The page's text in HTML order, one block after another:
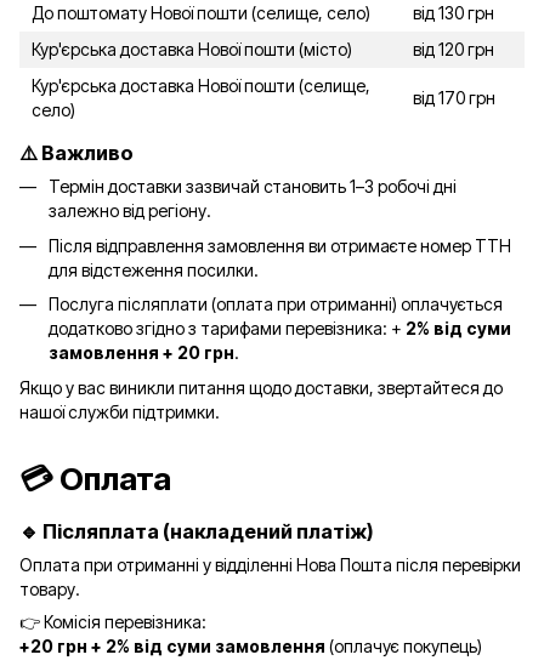
До поштомату Нової пошти (селище, село)
від 130 грн
Кур'єрська доставка Нової пошти (місто)
від 120 грн
Кур'єрська доставка Нової пошти (селище,
село)
від 170 грн
⚠️ Важливо
Термін доставки зазвичай становить 1–3 робочі дні
залежно від регіону.
Після відправлення замовлення ви отримаєте номер ТТН
для відстеження посилки.
Послуга післяплати (оплата при отриманні) оплачується
додатково згідно з тарифами перевізника: + 2% від суми
замовлення + 20 грн.
Якщо у вас виникли питання щодо доставки, звертайтеся до
нашої служби підтримки.
💳 Оплата
🔹 Післяплата (накладений платіж)
Оплата при отриманні у відділенні Нова Пошта після перевірки
товару.
👉 Комісія перевізника:
+20 грн + 2% від суми замовлення (оплачує покупець)